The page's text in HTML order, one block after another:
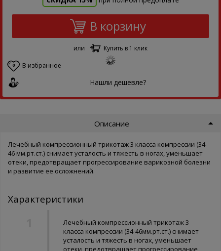
В корзину
или Купить в 1 клик
0 В избранное
Нашли дешевле?
Описание
Лечебный компрессионный трикотаж 3 класса компрессии (34-
46 мм.рт.ст.) снимает усталость и тяжесть в ногах, уменьшает
отеки, предотвращает прогрессирование варикозной болезни
и развитие ее осложнений.
Характеристики
Лечебный компрессионный трикотаж 3
класса компрессии (34-46мм.рт.ст.) снимает
усталость и тяжесть в ногах, уменьшает
отеки, предотвращает прогрессирование